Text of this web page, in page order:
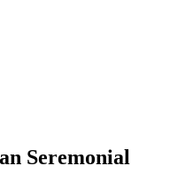
Seremonial